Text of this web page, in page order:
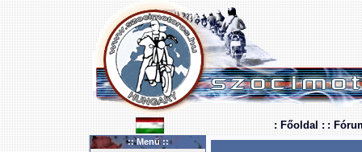
: Főoldal : :
:: Menü ::